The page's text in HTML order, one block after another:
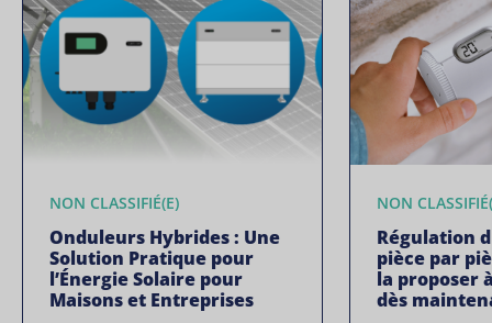
NON CLASSIFIÉ(E)
Onduleurs Hybrides : Une
Solution Pratique pour
l’Énergie Solaire pour
Maisons et Entreprises
NON
Régulation
pièce par
la proposer
dès